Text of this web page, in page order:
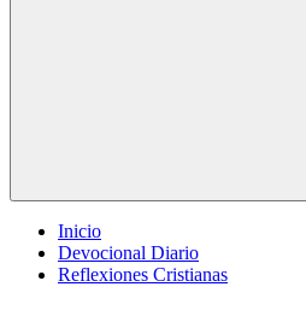
Inicio
Devocional Diario
Reflexiones Cristianas